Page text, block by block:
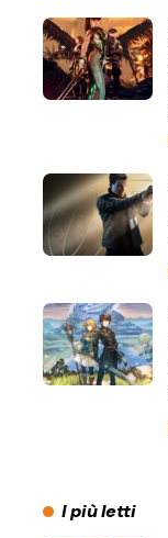
I più letti